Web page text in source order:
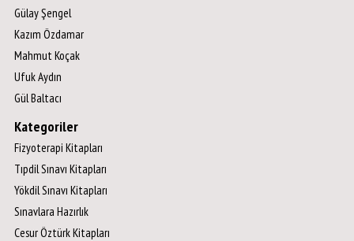
Gülay Şengel
Kazım Özdamar
Mahmut Koçak
Ufuk Aydın
Gül Baltacı
Kategoriler
Fizyoterapi Kitapları
Tıpdil Sınavı Kitapları
Yökdil Sınavı Kitapları
Sınavlara Hazırlık
Cesur Öztürk Kitapları